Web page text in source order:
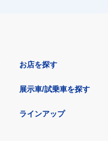
お店を探す
展示車/試乗車を探す
ラインアップ